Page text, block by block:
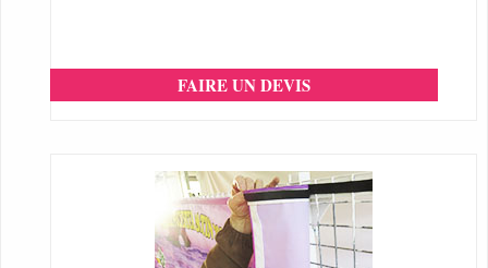
FAIRE UN DEVIS